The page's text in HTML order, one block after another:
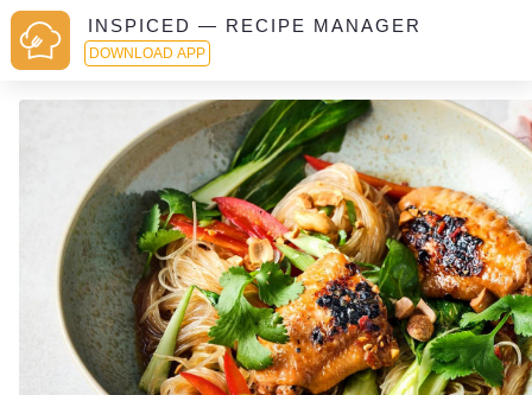
INSPICED — RECIPE MANAGER
DOWNLOAD APP